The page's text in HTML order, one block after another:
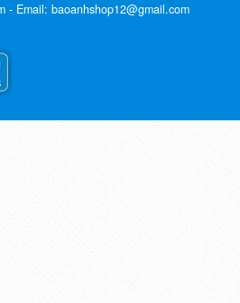
- Email: baoanhshop12@gmail.com